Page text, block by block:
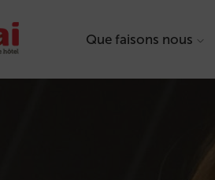
Que faisons nous